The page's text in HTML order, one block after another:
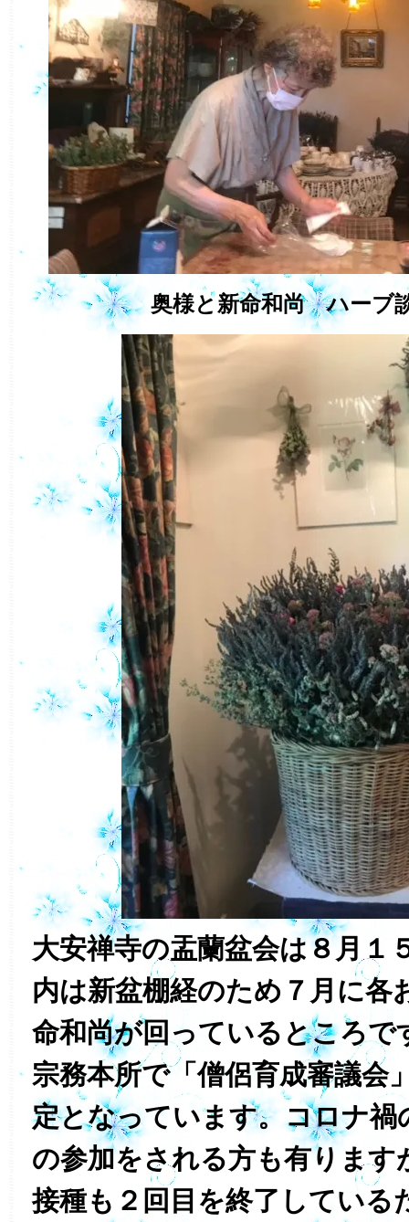
奥様と新命和尚 ハーブ
大安禅寺の盂蘭盆会は８月１
内は新盆棚経のため７月に各
命和尚が回っているところで
宗務本所で「僧侶育成審議会
定となっています。コロナ禍
の参加をされる方も有ります
接種も２回目を終了している